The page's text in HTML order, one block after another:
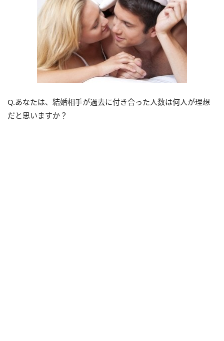
Q.あなたは、結婚相手が過去に付き合った人数は何人が理想
だと思いますか？